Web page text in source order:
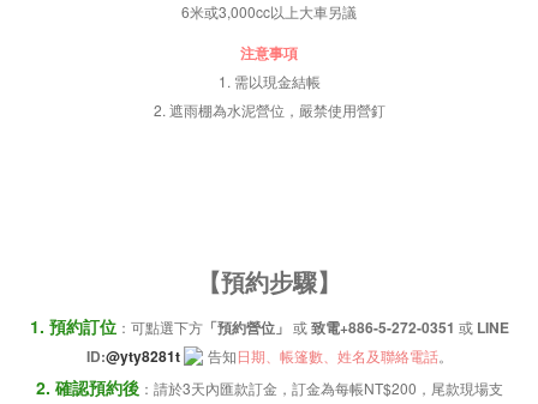
6米或3,000cc以上大車另議
注意事項
1. 需以現金結帳
2. 遮雨棚為水泥營位，嚴禁使用營釘
【預約步驟】
1. 預約訂位：可點選下方「預約營位」 或致電+886-5-272-0351 或 LINE
ID:@yty8281t 告知日期、帳篷數、姓名及聯絡電話。
2. 確認預約後：請於3天內匯款訂金，訂金為每帳NT$200，尾款現場支